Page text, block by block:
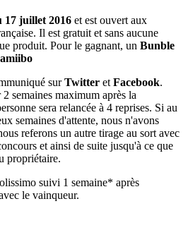
17 juillet 2016 et est ouvert aux
Il est gratuit et sans aucune
produit. Pour le gagnant, un Bunble
surTwitter et Facebook.
semaines maximum après la
sera relancée à 4 reprises. Si au
semaines d'attente, nous n'avons
referons un autre tirage au sort avec
et ainsi de suite jusqu'à ce que
propriétaire.
suivi 1 semaine* après
le vainqueur.